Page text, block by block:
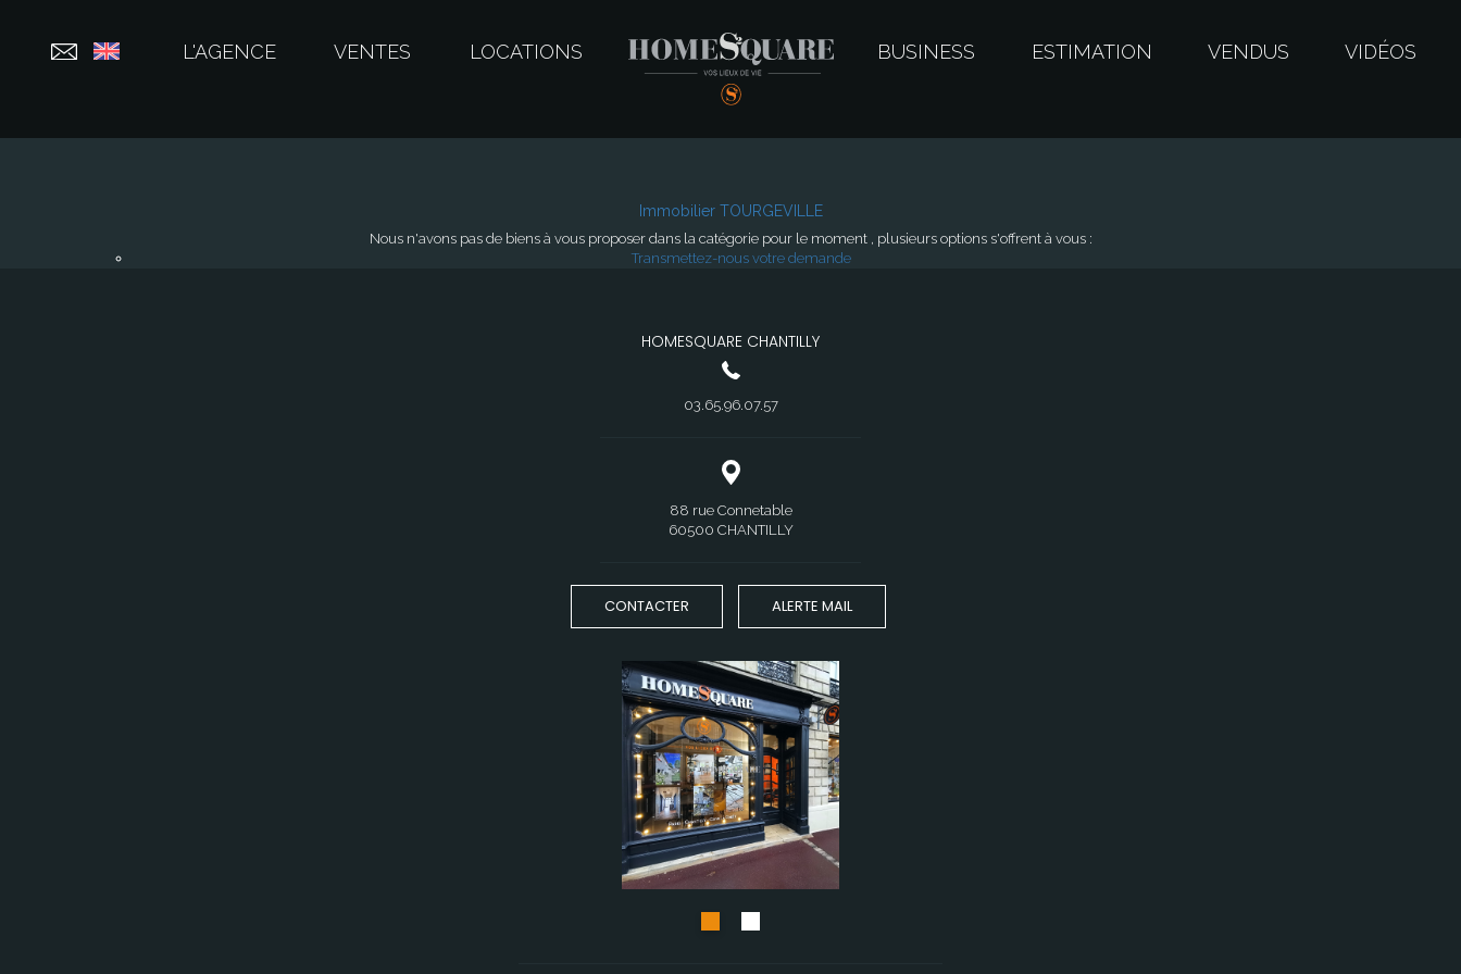
LOCATIONS
VENTES
L'AGENCE BUSINESS ESTIMATION VENDUS VIDÉOS
Immobilier TOURGEVILLE
Nous n'avons pas de biens à vous proposer dans la catégorie pour le moment , plusieurs options s'offrent à vous :
Transmettez-nous votre demande
HOMESQUARE CHANTILLY
03.65.96.07.57
88 rue Connetable
60500 CHANTILLY
CONTACTER ALERTE MAIL